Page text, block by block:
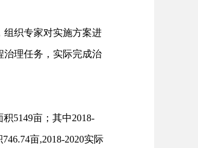
织专家对实施方案进
治理任务，实际完成治
5149亩；其中2018-
亩,2018-2020实际